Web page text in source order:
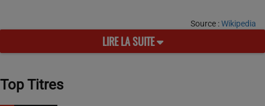
Source :Wikipedia
LIRE LA SUITE
Top Titres